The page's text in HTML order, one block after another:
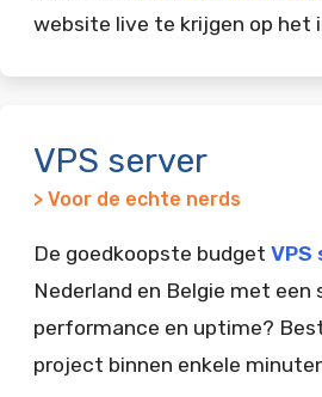
website live te krijgen op het
VPS server
> Voor de echte nerds
De goedkoopste budget VPS
Nederland en Belgie met een
performance en uptime?
project binnen enkele